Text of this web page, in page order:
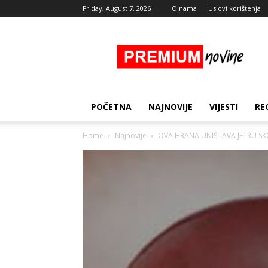
Friday, August 7, 2026 O nama Uslovi korištenja
Novine
POČETNA NAJNOVIJE VIJESTI
Home Najnovije OVA HRANA UNIŠTAVA JETRU